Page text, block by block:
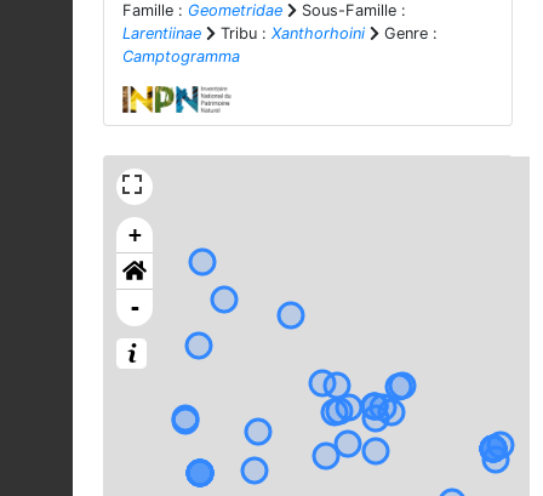
Famille : Geometridae
Sous-Famille :
Larentiinae
Tribu : Xanthorhoini
Genre :
Camptogramma
+
-